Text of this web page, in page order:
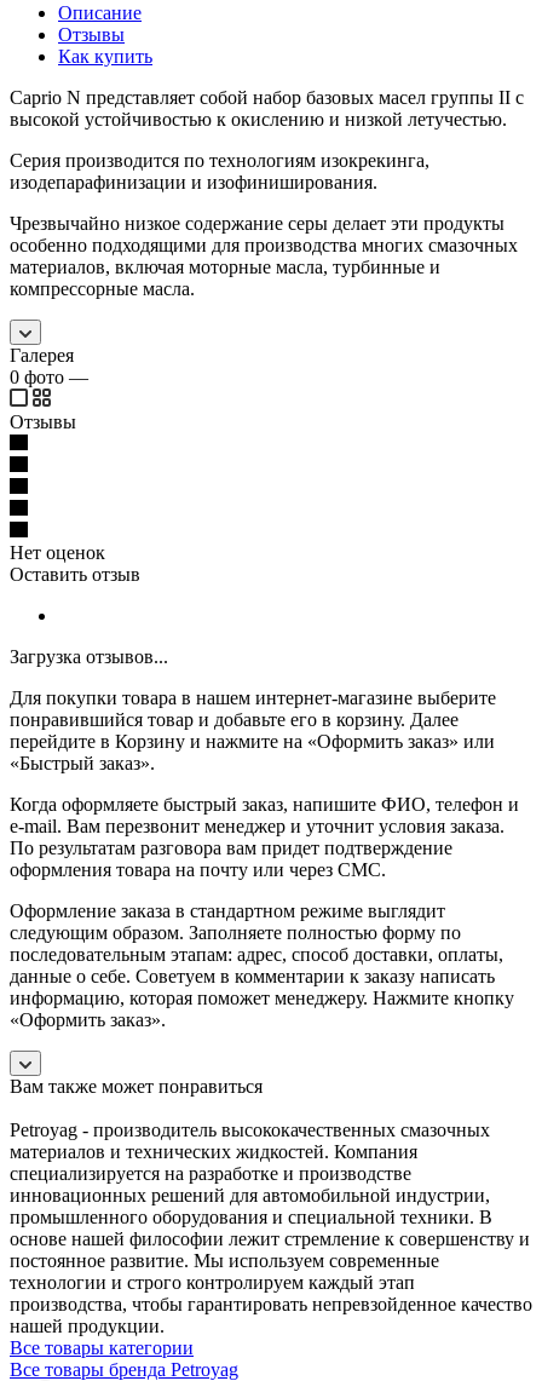
Описание
Отзывы
Как купить
Caprio N представляет собой набор базовых масел группы II с
высокой устойчивостью к окислению и низкой летучестью.
Серия производится по технологиям изокрекинга,
изодепарафинизации и изофиниширования.
Чрезвычайно низкое содержание серы делает эти продукты
особенно подходящими для производства многих смазочных
материалов, включая моторные масла, турбинные и
компрессорные масла.
Галерея
0 фото —
Отзывы
Нет оценок
Оставить отзыв
Загрузка отзывов...
Для покупки товара в нашем интернет-магазине выберите
понравившийся товар и добавьте его в корзину. Далее
перейдите в Корзину и нажмите на «Оформить заказ» или
«Быстрый заказ».
Когда оформляете быстрый заказ, напишите ФИО, телефон и
e-mail. Вам перезвонит менеджер и уточнит условия заказа.
По результатам разговора вам придет подтверждение
оформления товара на почту или через СМС.
Оформление заказа в стандартном режиме выглядит
следующим образом. Заполняете полностью форму по
последовательным этапам: адрес, способ доставки, оплаты,
данные о себе. Советуем в комментарии к заказу написать
информацию, которая поможет менеджеру. Нажмите кнопку
«Оформить заказ».
Вам также может понравиться
Petroyag - производитель высококачественных смазочных
материалов и технических жидкостей. Компания
специализируется на разработке и производстве
инновационных решений для автомобильной индустрии,
промышленного оборудования и специальной техники. В
основе нашей философии лежит стремление к совершенству и
постоянное развитие. Мы используем современные
технологии и строго контролируем каждый этап
производства, чтобы гарантировать непревзойденное качество
нашей продукции.
Все товары категории
Все товары бренда Petroyag